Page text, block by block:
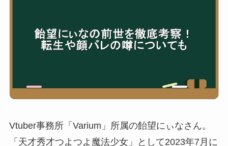
Vtuber事務所「Varium」所属の飴望にぃなさん。
「天才秀才つよつよ魔法少女」として2023年7月に